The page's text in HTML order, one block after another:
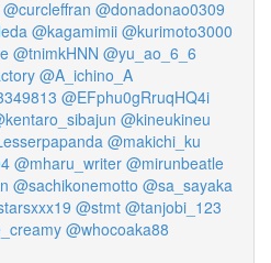
@curcleffran @donadonao0309
@kagamimii @kurimoto3000
@tnimkHNN @yu_ao_6_6
@A_ichino_A
@EFphu0gRruqHQ4i
@kineukineu
@makichi_ku
@mharu_writer @mirunbeatle
@sachikonemotto @sa_sayaka
@stmt @tanjobi_123
@whocoaka88